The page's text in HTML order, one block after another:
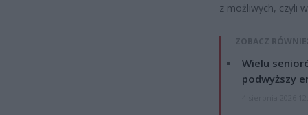
z możliwych, czyli
ZOBACZ
Wielu
podwyższy